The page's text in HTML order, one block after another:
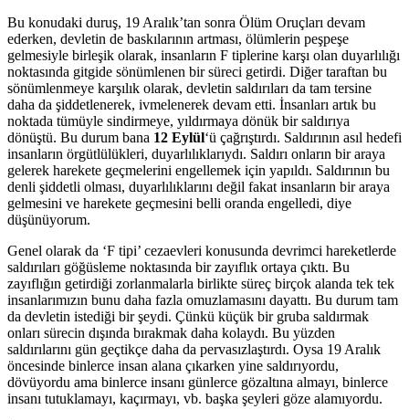
Bu konudaki duruş, 19 Aralık’tan sonra Ölüm Oruçları devam
ederken, devletin de baskılarının artması, ölümlerin peşpeşe
gelmesiyle birleşik olarak, insanların F tiplerine karşı olan duyarlılığı
noktasında gitgide sönümlenen bir süreci getirdi. Diğer taraftan bu
sönümlenmeye karşılık olarak, devletin saldırıları da tam tersine
daha da şiddetlenerek, ivmelenerek devam etti. İnsanları artık bu
noktada tümüyle sindirmeye, yıldırmaya dönük bir saldırıya
dönüştü. Bu durum bana 12 Eylül‘ü çağrıştırdı. Saldırının asıl hedefi
insanların örgütlülükleri, duyarlılıklarıydı. Saldırı onların bir araya
gelerek harekete geçmelerini engellemek için yapıldı. Saldırının bu
denli şiddetli olması, duyarlılıklarını değil fakat insanların bir araya
gelmesini ve harekete geçmesini belli oranda engelledi, diye
düşünüyorum.
Genel olarak da ‘F tipi’ cezaevleri konusunda devrimci hareketlerde
saldırıları göğüsleme noktasında bir zayıflık ortaya çıktı. Bu
zayıflığın getirdiği zorlanmalarla birlikte süreç birçok alanda tek tek
insanlarımızın bunu daha fazla omuzlamasını dayattı. Bu durum tam
da devletin istediği bir şeydi. Çünkü küçük bir gruba saldırmak
onları sürecin dışında bırakmak daha kolaydı. Bu yüzden
saldırılarını gün geçtikçe daha da pervasızlaştırdı. Oysa 19 Aralık
öncesinde binlerce insan alana çıkarken yine saldırıyordu,
dövüyordu ama binlerce insanı günlerce gözaltına almayı, binlerce
insanı tutuklamayı, kaçırmayı, vb. başka şeyleri göze alamıyordu.